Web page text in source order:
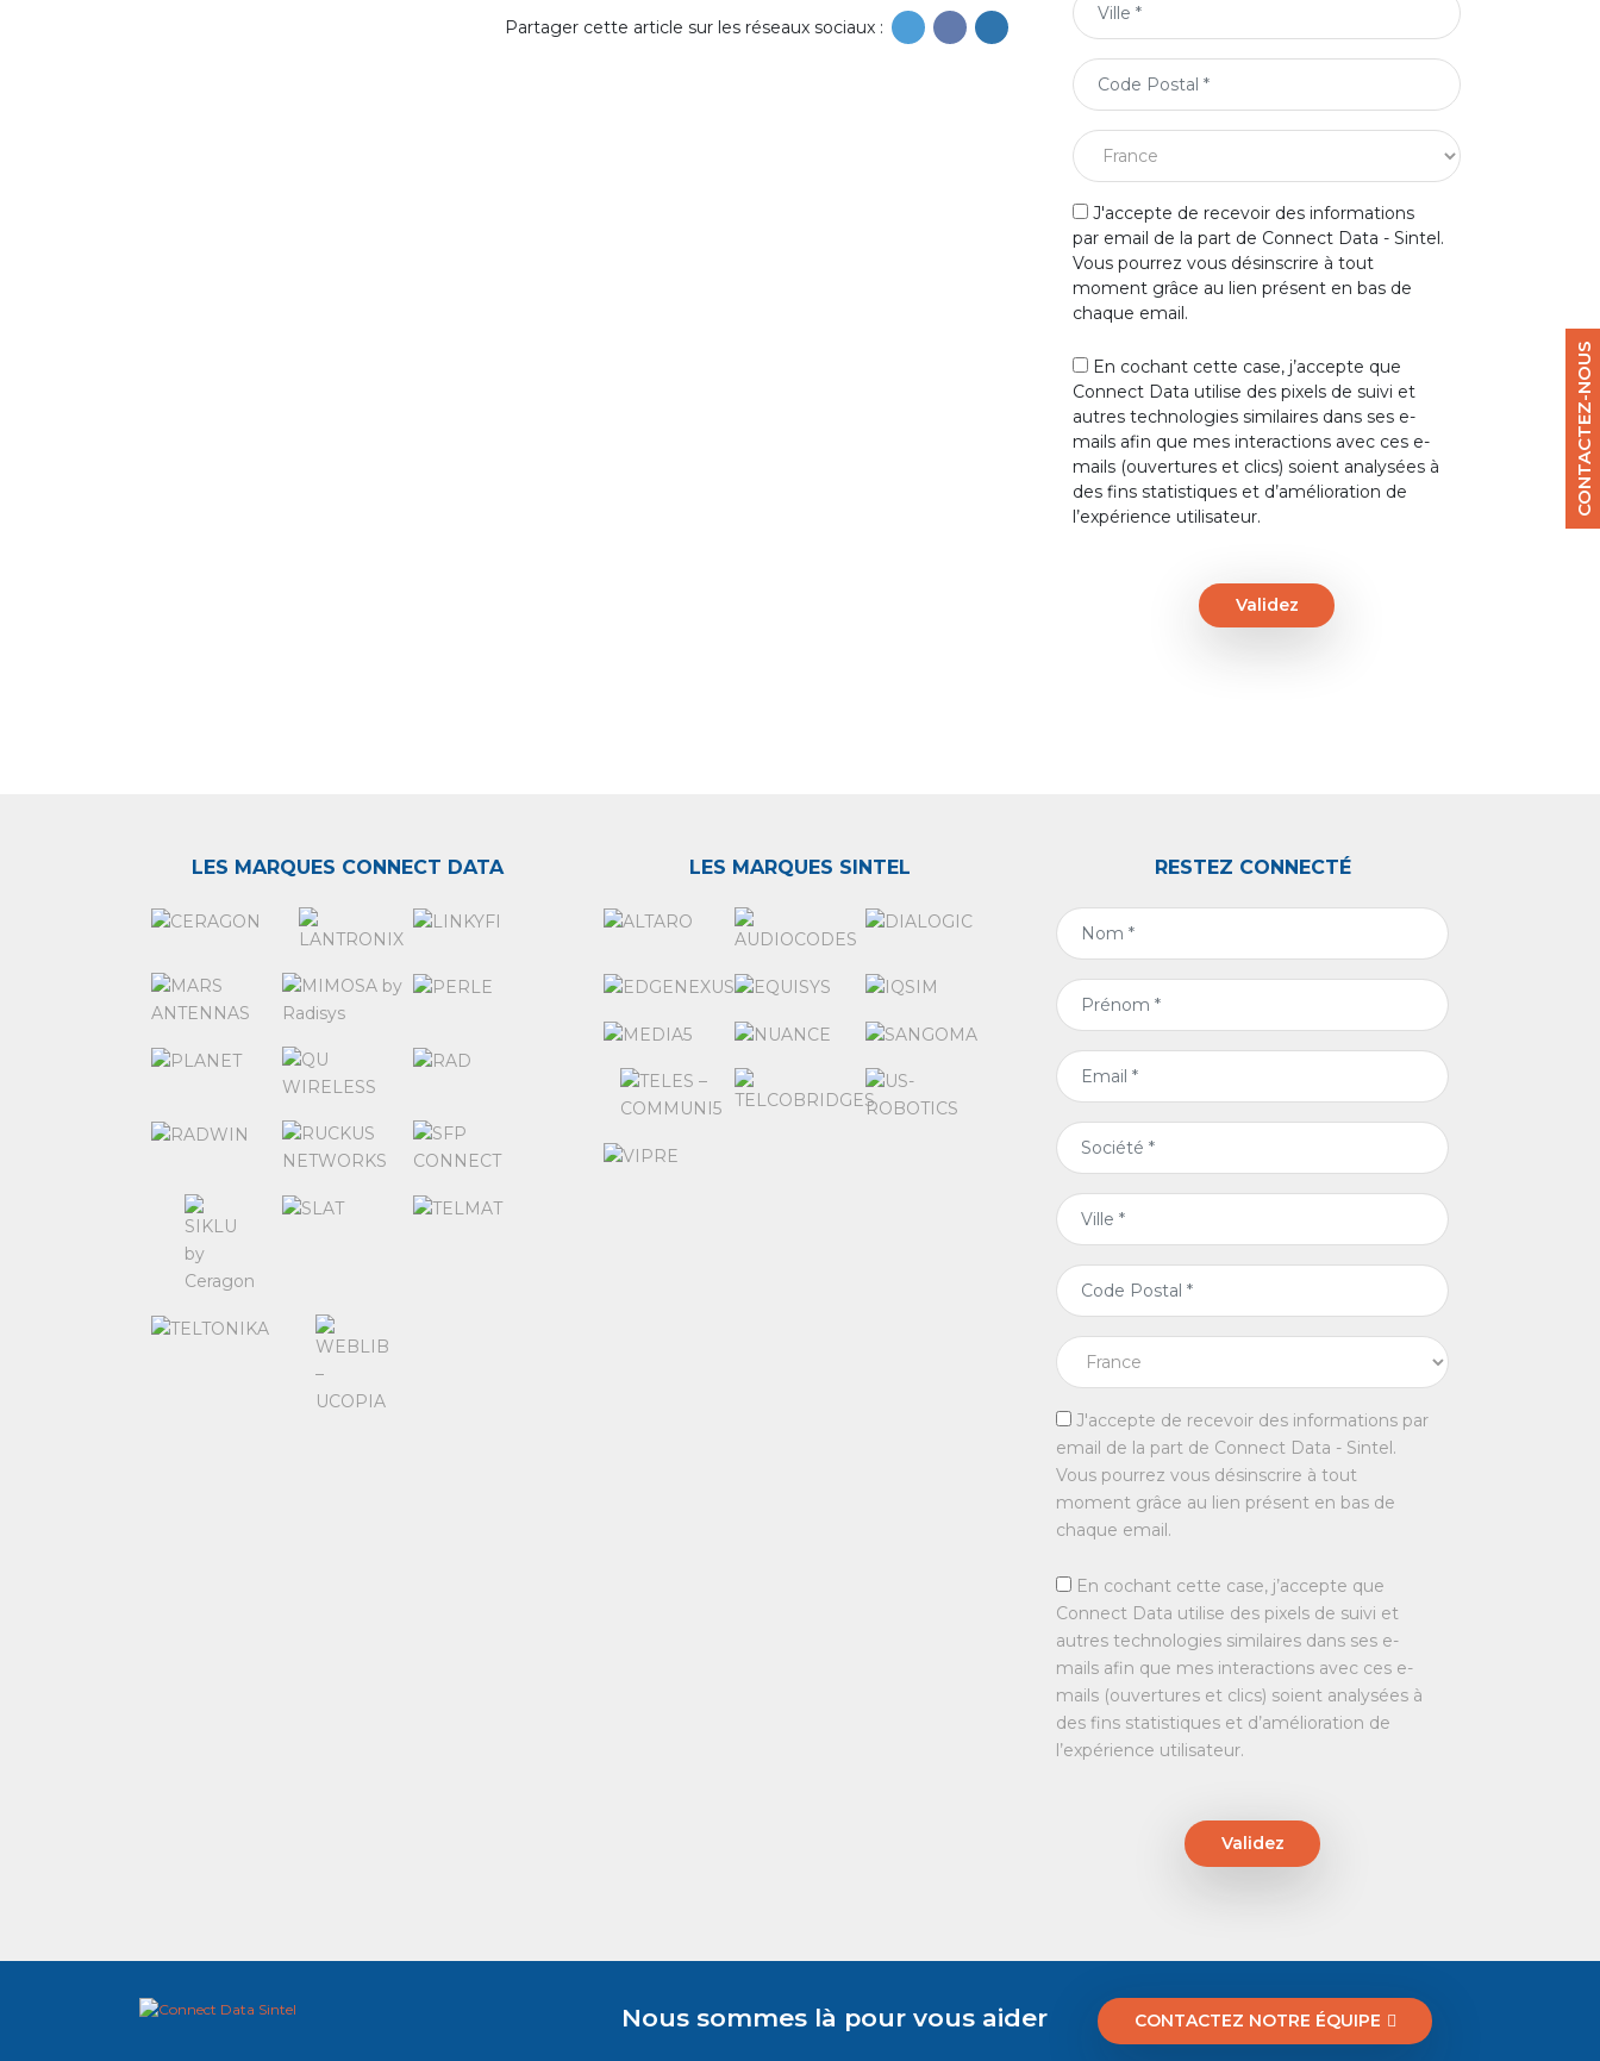
CONTACTEZ-NOUS
Partager cette article sur les réseaux sociaux :
J'accepte de recevoir des informations
par email de la part de Connect Data - Sintel.
Vous pourrez vous désinscrire à tout
moment grâce au lien présent en bas de
chaque email.
En cochant cette case, j’accepte que
Connect Data utilise des pixels de suivi et
autres technologies similaires dans ses e-
mails afin que mes interactions avec ces e-
mails (ouvertures et clics) soient analysées à
des fins statistiques et d’amélioration de
l’expérience utilisateur.
Validez
LES MARQUES CONNECT DATA LES MARQUES SINTEL RESTEZ CONNECTÉ
J'accepte de recevoir des informations par
email de la part de Connect Data - Sintel.
Vous pourrez vous désinscrire à tout
moment grâce au lien présent en bas de
chaque email.
En cochant cette case, j’accepte que
Connect Data utilise des pixels de suivi et
autres technologies similaires dans ses e-
mails afin que mes interactions avec ces e-
mails (ouvertures et clics) soient analysées à
des fins statistiques et d’amélioration de
l’expérience utilisateur.
Validez
Nous sommes là pour vous aider CONTACTEZ NOTRE ÉQUIPE